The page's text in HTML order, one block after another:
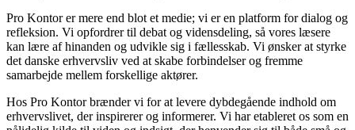
Pro Kontor er mere end blot et medie; vi er en platform for dialog og
refleksion. Vi opfordrer til debat og vidensdeling, så vores læsere
kan lære af hinanden og udvikle sig i fællesskab. Vi ønsker at styrke
det danske erhvervsliv ved at skabe forbindelser og fremme
samarbejde mellem forskellige aktører.
Hos Pro Kontor brænder vi for at levere dybdegående indhold om
erhvervslivet, der inspirerer og informerer. Vi har etableret os som en